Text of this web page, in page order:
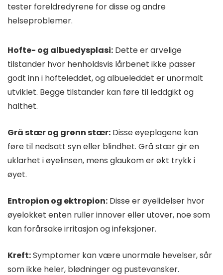
tester foreldredyrene for disse og andre
helseproblemer.
Hofte- og albuedysplasi: Dette er arvelige
tilstander hvor henholdsvis lårbenet ikke passer
godt inn i hofteleddet, og albueleddet er unormalt
utviklet. Begge tilstander kan føre til leddgikt og
halthet.
Grå stær og grønn stær: Disse øyeplagene kan
føre til nedsatt syn eller blindhet. Grå stær gir en
uklarhet i øyelinsen, mens glaukom er økt trykk i
øyet.
Entropion og ektropion: Disse er øyelidelser hvor
øyelokket enten ruller innover eller utover, noe som
kan forårsake irritasjon og infeksjoner.
Kreft:Symptomer kan være unormale hevelser, sår
som ikke heler, blødninger og pustevansker.